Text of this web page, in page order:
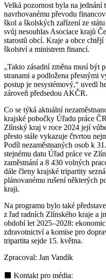
Velká pozornost byla na jednání
navrhovanému převodu
škol a školských zařízení ze
svůj nesouhlas Asociace krajů
starostů obcí. Kraje a obce
školství a ministrem financí.
„Takto zásadní změna musí být
stranami a podložena přesnými
postup je nesystémový,“ uvedl
zároveň předsedou AKČR.
Co se týká aktuální
krajské pobočky Úřadu práce
Zlínský kraj v roce 2024 její
přesto stále vykazuje čtvrtou
Podíl nezaměstnaných osob k
stejnému datu Úřad práce ve
zaměstnání a 8 430 volných
dále členy krajské tripartity
plánovanému rušení některých
kraji.
Na programu bylo také
z řad radních Zlínského kraje a
období let 2025–2028:
zdravotnictví a komise pro
tripartita sejde 15. května.
Zpracoval: Jan Vandík
⬛ Kontakt pro média: